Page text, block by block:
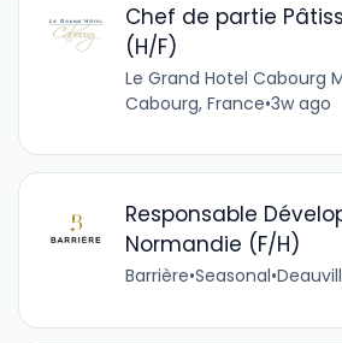
Chef de partie
(H/F)
Le Grand Hotel Cabourg
Cabourg, France•3w ago
Responsable
Normandie (F/H)
Barrière•Seasonal•